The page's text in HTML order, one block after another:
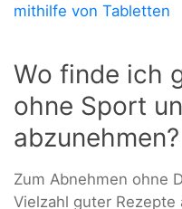
mithilfe von Tabletten
Wo finde ich
ohne Sport
abzunehmen?
Zum Abnehmen ohne
Vielzahl guter